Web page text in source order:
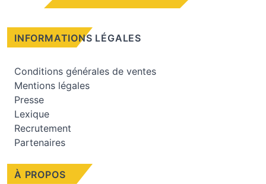
À PROPOS
INFORMATIONS LÉGALES
Conditions générales de ventes
Mentions légales
Presse
Lexique
Recrutement
Partenaires